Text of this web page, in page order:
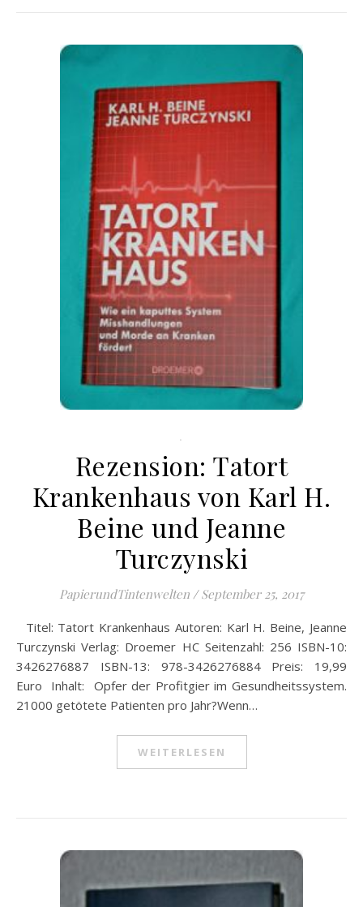
.
Rezension: Tatort
Krankenhaus von Karl H.
Beine und Jeanne
Turczynski
PapierundTintenwelten / September 25, 2017
Titel: Tatort Krankenhaus Autoren: Karl H. Beine, Jeanne
Turczynski Verlag: Droemer HC Seitenzahl: 256 ISBN-10:
3426276887 ISBN-13: 978-3426276884 Preis: 19,99
Euro Inhalt: Opfer der Profitgier im Gesundheitssystem.
21000 getötete Patienten pro Jahr?Wenn…
WEITERLESEN